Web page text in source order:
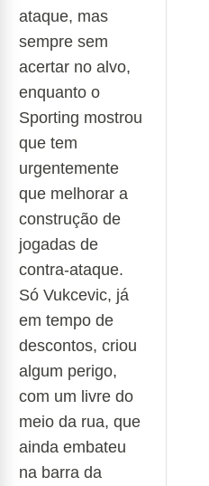
ataque, mas
sempre sem
acertar no alvo,
enquanto o
Sporting mostrou
que tem
urgentemente
que melhorar a
construção de
jogadas de
contra-ataque.
Só Vukcevic, já
em tempo de
descontos, criou
algum perigo,
com um livre do
meio da rua, que
ainda embateu
na barra da